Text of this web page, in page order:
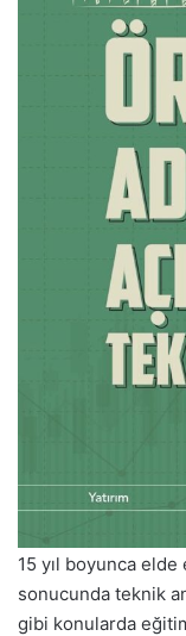
15 yıl boyunca
sonucunda teknik
gibi konularda